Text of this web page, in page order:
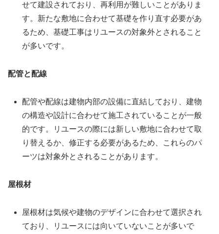
せて建設されており、再利用が難しいことがありま
す。新たな敷地に合わせて基礎を作り直す必要があ
るため、基礎工事はリユースの対象外とされること
が多いです。
配管と配線
配管や配線は建物内部の設備に直結しており、建物
の構造や設計に合わせて施工されていることが一般
的です。リユースの際には新しい敷地に合わせて取
り替えるか、修正する必要があるため、これらのパ
ーツは対象外とされることがあります。
屋根材
屋根材は気候や建物のデザインに合わせて選択され
ており、リユースには向いていないことが多いで